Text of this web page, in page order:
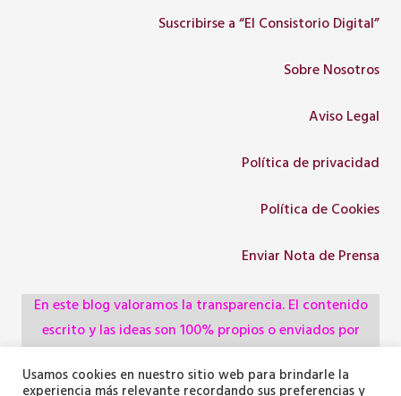
Suscribirse a “El Consistorio Digital”
Sobre Nosotros
Aviso Legal
Política de privacidad
Política de Cookies
Enviar Nota de Prensa
En este blog valoramos la transparencia. El contenido
escrito y las ideas son 100% propios o enviados por
administraciones, pero utilizamos herramientas de
Usamos cookies en nuestro sitio web para brindarle la